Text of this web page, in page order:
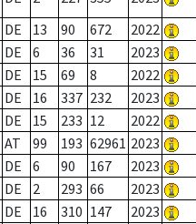
DE 13 90 672 2022
DE 6 36 31 2023
DE 15 69 8 2022
DE 16 337 232 2023
DE 15 233 12 2022
AT 99 193 62961 2023
DE 6 90 167 2023
DE 2 293 66 2023
DE 16 310 147 2023